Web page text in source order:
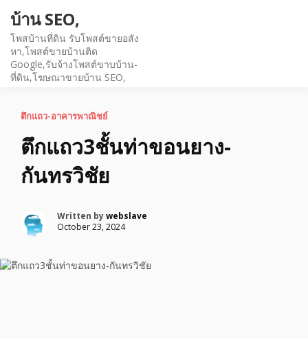
บ้าน SEO,
โพสบ้านที่ดิน รับโพสต์ขายอสัง
หา,โพสต์ขายบ้านติด
Google,รับจ้างโพสต์ขาบบ้าน-
ที่ดิน,โฆษณาขายบ้าน SEO,
ตึกแถว-อาคารพาณิชย์
ตึกแถว3ชั้นท่าขอนยาง-
กันทรวิชัย
Written bywebslave
October 23, 2024